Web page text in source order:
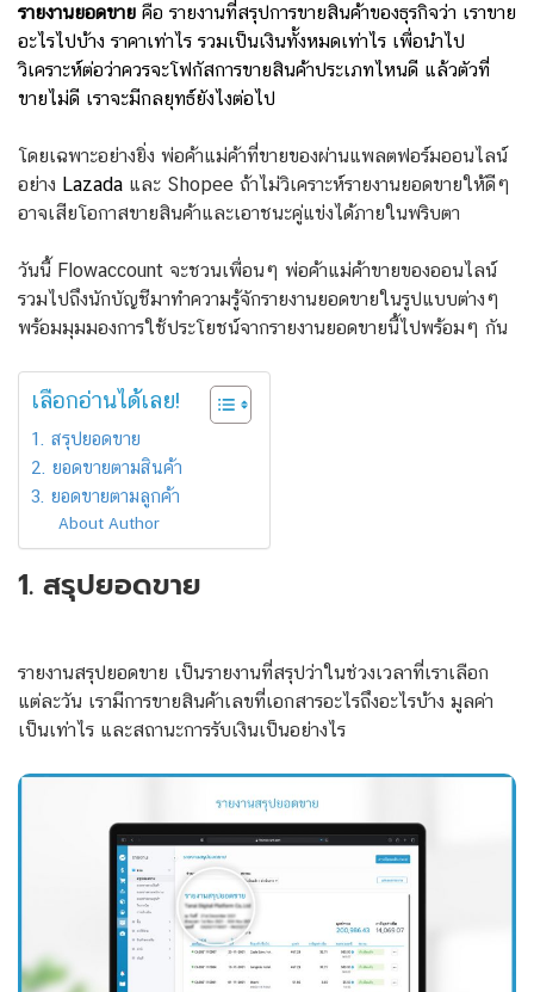
รายงานยอดขาย คือ รายงานที่สรุปการขายสินค้าของธุรกิจว่า เราขาย
อะไรไปบ้าง ราคาเท่าไร รวมเป็นเงินทั้งหมดเท่าไร เพื่อนำไป
วิเคราะห์ต่อว่าควรจะโฟกัสการขายสินค้าประเภทไหนดี แล้วตัวที่
ขายไม่ดี เราจะมีกลยุทธ์ยังไงต่อไป
โดยเฉพาะอย่างยิ่ง พ่อค้าแม่ค้าที่ขายของผ่านแพลตฟอร์มออนไลน์
อย่าง Lazada และ Shopee ถ้าไม่วิเคราะห์รายงานยอดขายให้ดีๆ
อาจเสียโอกาสขายสินค้าและเอาชนะคู่แข่งได้ภายในพริบตา
วันนี้ Flowaccount จะชวนเพื่อนๆ พ่อค้าแม่ค้าขายของออนไลน์
รวมไปถึงนักบัญชีมาทำความรู้จักรายงานยอดขายในรูปแบบต่างๆ
พร้อมมุมมองการใช้ประโยชน์จากรายงานยอดขายนี้ไปพร้อมๆ กัน
เลือกอ่านได้เลย!
1. สรุปยอดขาย
2. ยอดขายตามสินค้า
3. ยอดขายตามลูกค้า
About Author
1. สรุปยอดขาย
รายงานสรุปยอดขาย เป็นรายงานที่สรุปว่าในช่วงเวลาที่เราเลือก
แต่ละวัน เรามีการขายสินค้าเลขที่เอกสารอะไรถึงอะไรบ้าง มูลค่า
เป็นเท่าไร และสถานะการรับเงินเป็นอย่างไร